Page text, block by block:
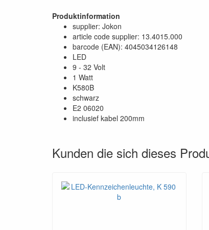
Produktinformation
supplier: Jokon
article code supplier: 13.4015.000
barcode (EAN): 4045034126148
LED
9 - 32 Volt
1 Watt
K580B
schwarz
E2 06020
inclusief kabel 200mm
Kunden die sich dieses